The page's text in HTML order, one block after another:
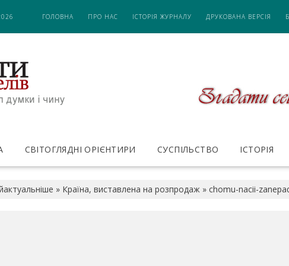
ГОЛОВНА ПРО НАС ІСТОРІЯ ЖУРНАЛУ ДРУКОВАНА ВЕРСІЯ
СВІТОГЛЯДНІ ОРІЄНТИРИ СУСПІЛЬСТВО ІСТОРІЯ
» Країна, виставлена на розпродаж » chomu-nacii-